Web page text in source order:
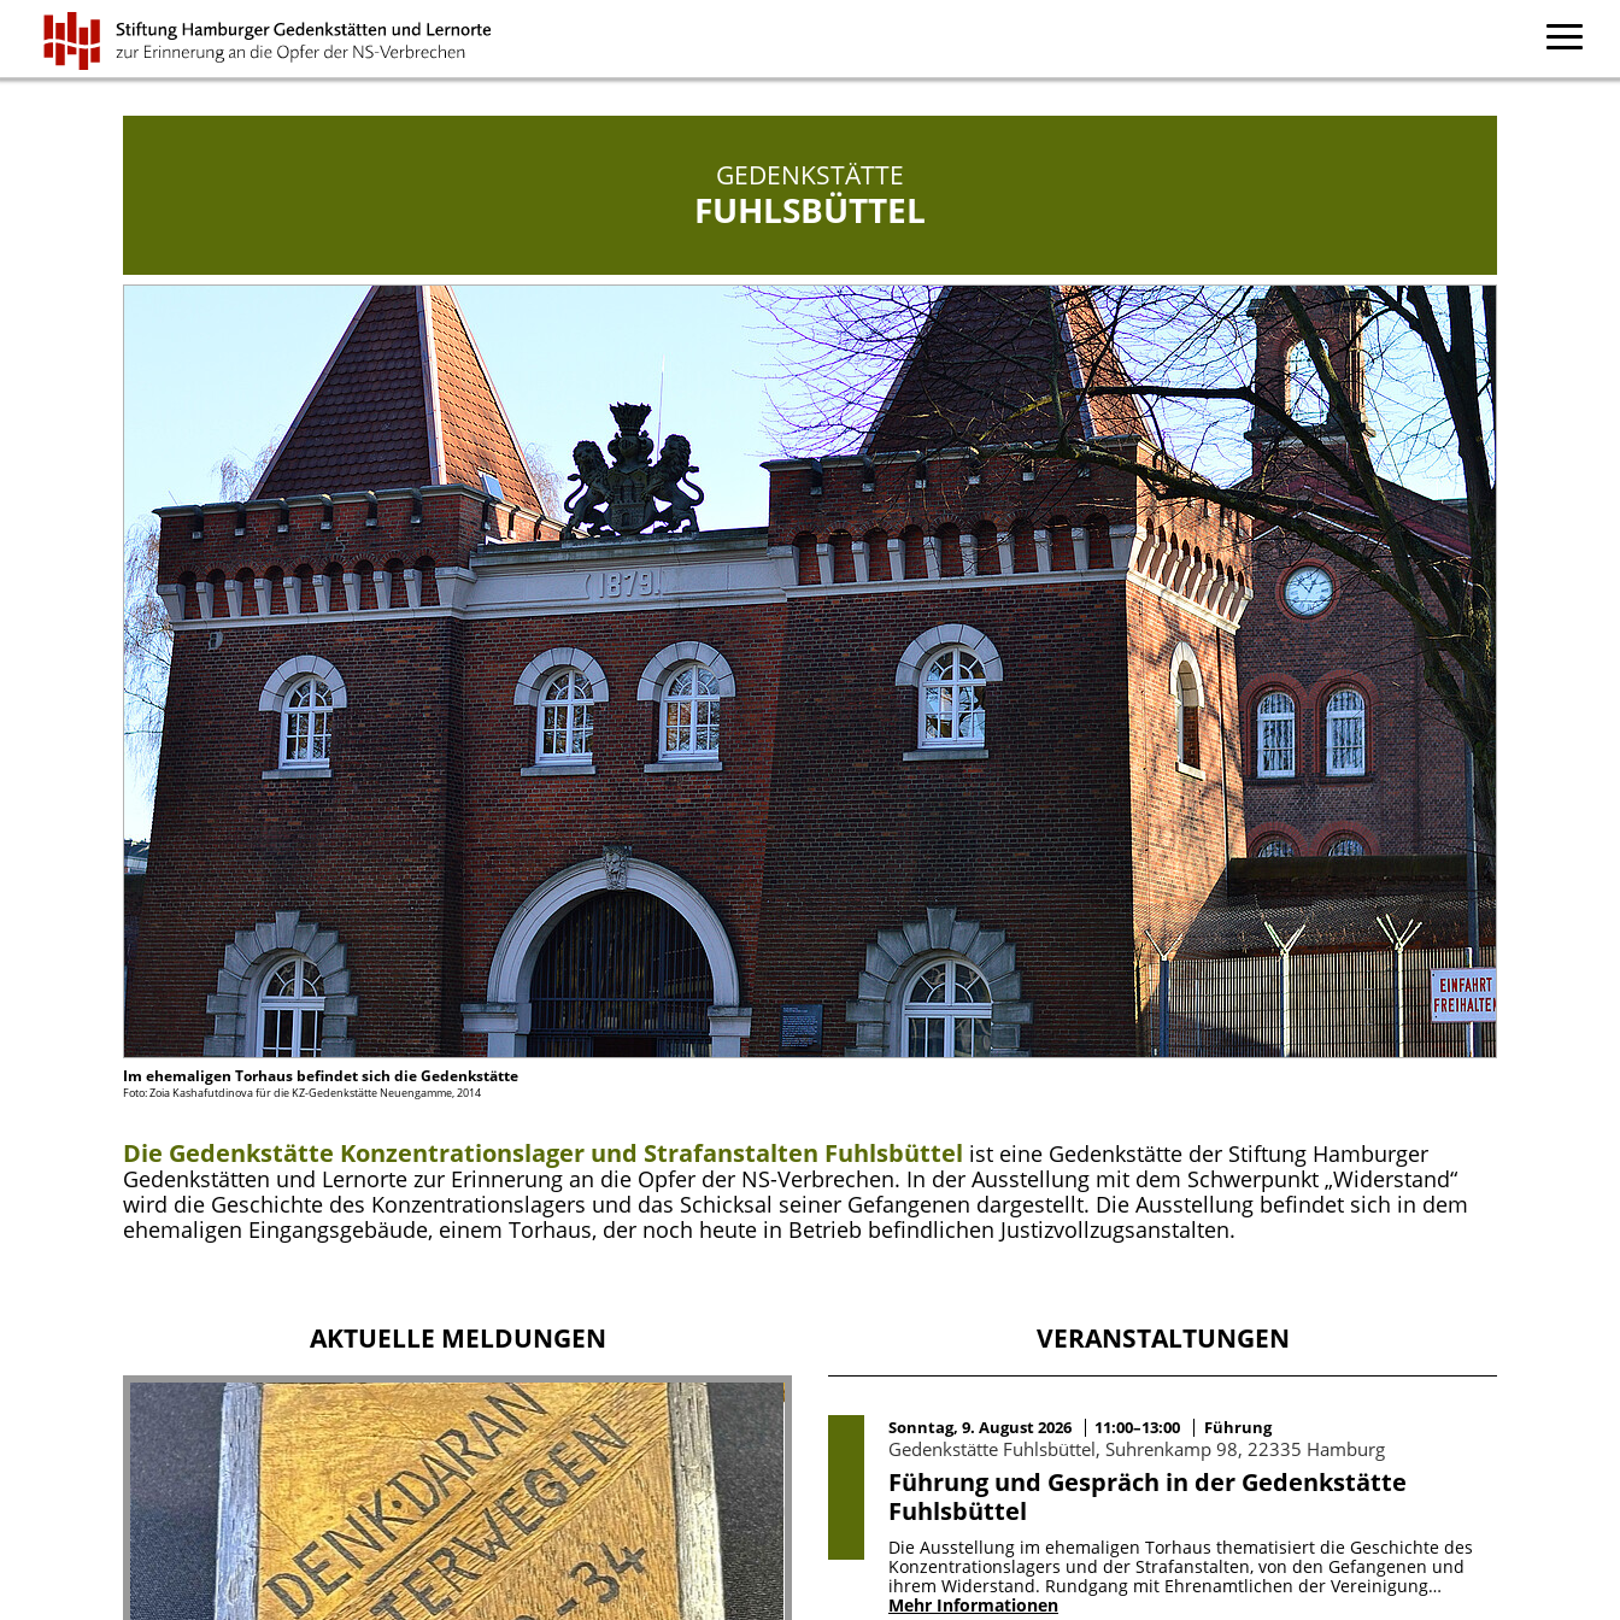
GEDENKSTÄTTE
FUHLSBÜTTEL
Im ehemaligen Torhaus befindet sich die Gedenkstätte
Foto: Zoia Kashafutdinova für die KZ-Gedenkstätte Neuengamme, 2014
Die Gedenkstätte Konzentrationslager und Strafanstalten Fuhlsbüttel ist eine Gedenkstätte der Stiftung Hamburger
Gedenkstätten und Lernorte zur Erinnerung an die Opfer der NS-Verbrechen. In der Ausstellung mit dem Schwerpunkt „Widerstand“
wird die Geschichte des Konzentrationslagers und das Schicksal seiner Gefangenen dargestellt. Die Ausstellung befindet sich in dem
ehemaligen Eingangsgebäude, einem Torhaus, der noch heute in Betrieb befindlichen Justizvollzugsanstalten.
AKTUELLE MELDUNGEN
slide
3
of
5
VERANSTALTUNGEN
Sonntag, 9. August 2026 11:00–13:00 Führung
Gedenkstätte Fuhlsbüttel, Suhrenkamp 98, 22335 Hamburg
Führung und Gespräch in der Gedenkstätte
Fuhlsbüttel
Die Ausstellung im ehemaligen Torhaus thematisiert die Geschichte des
Konzentrationslagers und der Strafanstalten, von den Gefangenen und
ihrem Widerstand. Rundgang mit Ehrenamtlichen der Vereinigung…
Mehr Informationen